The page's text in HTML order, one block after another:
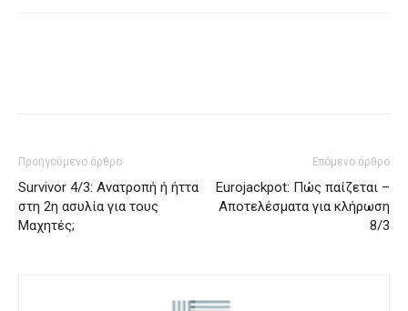
Προηγούμενο άρθρο
Survivor 4/3: Ανατροπή ή ήττα
στη 2η ασυλία για τους
Μαχητές;
Επόμενο άρθρο
Eurojackpot: Πώς παίζεται –
Αποτελέσματα για κλήρωση
8/3